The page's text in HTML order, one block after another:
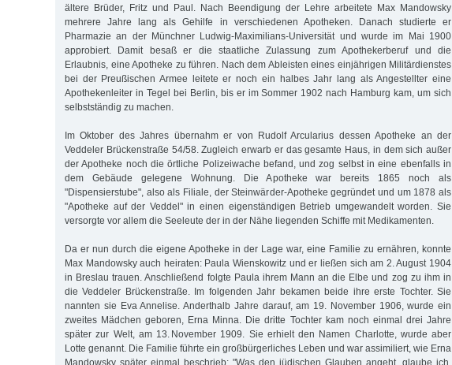
ältere Brüder, Fritz und Paul. Nach Beendigung der Lehre arbeitete Max Mandowsky
mehrere Jahre lang als Gehilfe in verschiedenen Apotheken. Danach studierte er
Pharmazie an der Münchner Ludwig-Maximilians-Universität und wurde im Mai 1900
approbiert. Damit besaß er die staatliche Zulassung zum Apothekerberuf und die
Erlaubnis, eine Apotheke zu führen. Nach dem Ableisten eines einjährigen Militärdienstes
bei der Preußischen Armee leitete er noch ein halbes Jahr lang als Angestellter eine
Apothekenleiter in Tegel bei Berlin, bis er im Sommer 1902 nach Hamburg kam, um sich
selbstständig zu machen.
Im Oktober des Jahres übernahm er von Rudolf Arcularius dessen Apotheke an der
Veddeler Brückenstraße 54/58. Zugleich erwarb er das gesamte Haus, in dem sich außer
der Apotheke noch die örtliche Polizeiwache befand, und zog selbst in eine ebenfalls in
dem Gebäude gelegene Wohnung. Die Apotheke war bereits 1865 noch als
"Dispensierstube", also als Filiale, der Steinwärder-Apotheke gegründet und um 1878 als
"Apotheke auf der Veddel" in einen eigenständigen Betrieb umgewandelt worden. Sie
versorgte vor allem die Seeleute der in der Nähe liegenden Schiffe mit Medikamenten.
Da er nun durch die eigene Apotheke in der Lage war, eine Familie zu ernähren, konnte
Max Mandowsky auch heiraten: Paula Wienskowitz und er ließen sich am 2. August 1904
in Breslau trauen. Anschließend folgte Paula ihrem Mann an die Elbe und zog zu ihm in
die Veddeler Brückenstraße. Im folgenden Jahr bekamen beide ihre erste Tochter. Sie
nannten sie Eva Annelise. Anderthalb Jahre darauf, am 19. November 1906, wurde ein
zweites Mädchen geboren, Erna Minna. Die dritte Tochter kam noch einmal drei Jahre
später zur Welt, am 13. November 1909. Sie erhielt den Namen Charlotte, wurde aber
Lotte genannt. Die Familie führte ein großbürgerliches Leben und war assimiliert, wie Erna
Mandowsky später einmal beschrieb: "Was den jüdischen Glauben angeht, glaube ich,